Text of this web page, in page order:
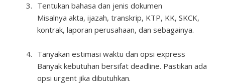
Tentukan bahasa dan jenis dokumen
Misalnya akta, ijazah, transkrip, KTP, KK, SKCK,
kontrak, laporan perusahaan, dan sebagainya.
Tanyakan estimasi waktu dan opsi express
Banyak kebutuhan bersifat deadline. Pastikan ada
opsi urgent jika dibutuhkan.